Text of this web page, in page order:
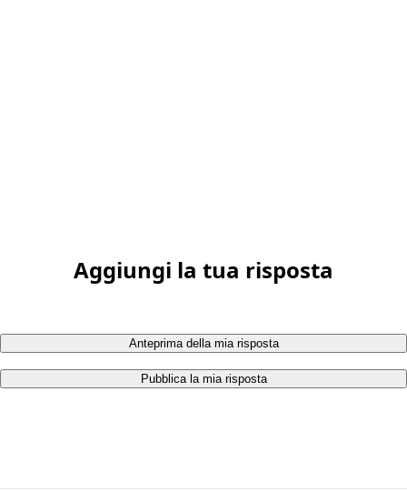
Aggiungi la tua risposta
Anteprima della mia risposta
Pubblica la mia risposta